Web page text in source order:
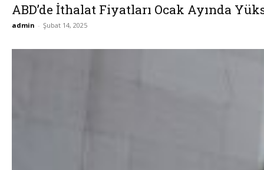
ABD’de İthalat Fiyatları Ocak Ayında
admin - Şubat 14, 2025